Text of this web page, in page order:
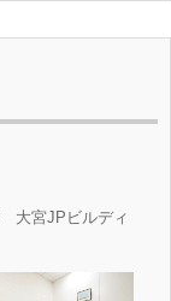
大宮JPビルディ